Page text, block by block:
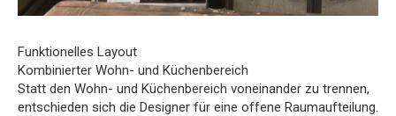
Funktionelles Layout
Kombinierter Wohn- und Küchenbereich
Statt den Wohn- und Küchenbereich voneinander zu trennen,
entschieden sich die Designer für eine offene Raumaufteilung.